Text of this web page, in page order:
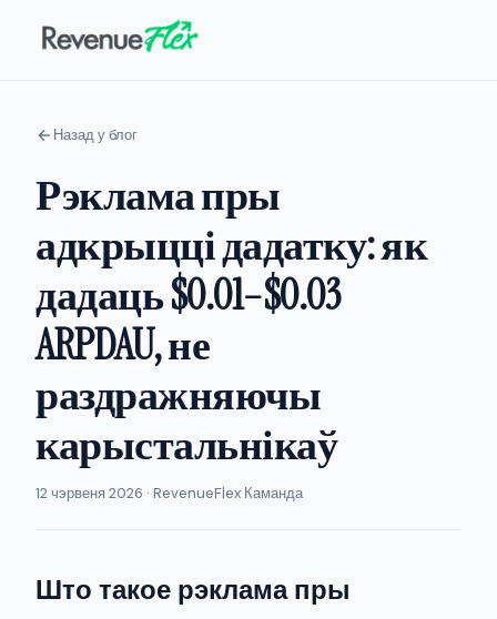
Назад у блог
Рэклама пры
адкрыцці дадатку: як
дадаць $0.01–$0.03
ARPDAU, не
раздражняючы
карыстальнікаў
12 чэрвеня 2026 · RevenueFlex Каманда
Што такое рэклама пры